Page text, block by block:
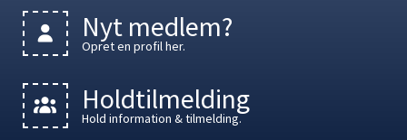
Nyt medlem?
Opret en profil her.
Holdtilmelding
Hold information & tilmelding.